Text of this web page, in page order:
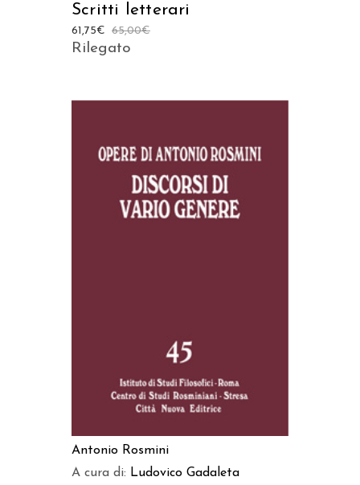
Scritti letterari
65,00€
61,75€
Rilegato
Antonio Rosmini
A cura di: Ludovico Gadaleta